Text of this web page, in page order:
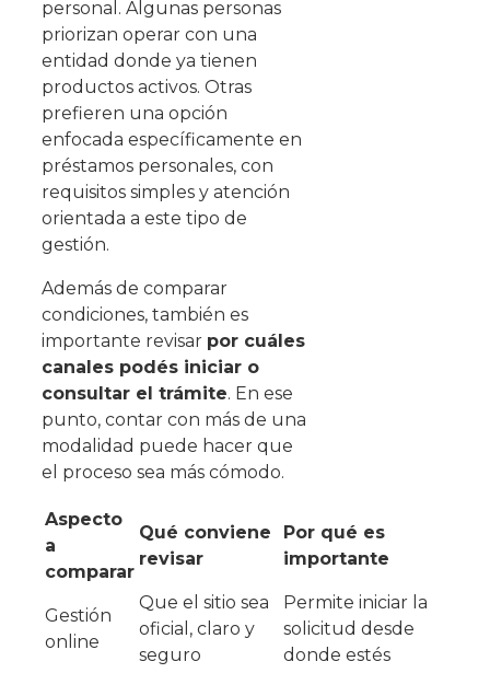
personal. Algunas personas
priorizan operar con una
entidad donde ya tienen
productos activos. Otras
prefieren una opción
enfocada específicamente en
préstamos personales, con
requisitos simples y atención
orientada a este tipo de
gestión.
Además de comparar
condiciones, también es
importante revisar por cuáles
canales podés iniciar o
consultar el trámite. En ese
punto, contar con más de una
modalidad puede hacer que
el proceso sea más cómodo.
Aspecto
a
comparar
Qué conviene
revisar
Por qué es
importante
Gestión
online
Que el sitio sea
oficial, claro y
seguro
Permite iniciar la
solicitud desde
donde estés